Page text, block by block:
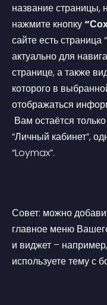
название страницы,
нажмите кнопку
сайте есть
актуально для
странице, а также
которого в
отображаться
“Личный кабинет”,
“Loymax”.
Совет: можно
главное меню
и виджет –
используете тему с